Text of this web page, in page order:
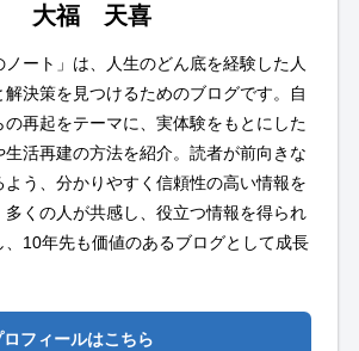
大福 天喜
ノート」は、人生のどん底を経験した人
決策を見つけるためのブログです。自
再起をテーマに、実体験をもとにした
活再建の方法を紹介。読者が前向きな
う、分かりやすく信頼性の高い情報を
多くの人が共感し、役立つ情報を得られ
、10年先も価値のあるブログとして成長
フィールはこちら